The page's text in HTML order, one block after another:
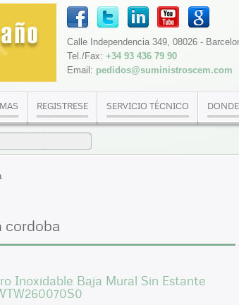
Calle Independencia 349, 08026 -
Tel./Fax: +34 93 436 79 90
Email: pedidos@suministroscem.com
REGISTRESE SERVICIO TÉCNICO
cordoba
Inoxidable Baja Mural Sin Estante